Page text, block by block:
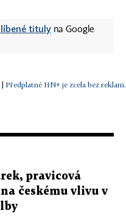
tituly na Google
Předplatné HN+ je zcela bez reklam.
pravicová
českému vlivu v